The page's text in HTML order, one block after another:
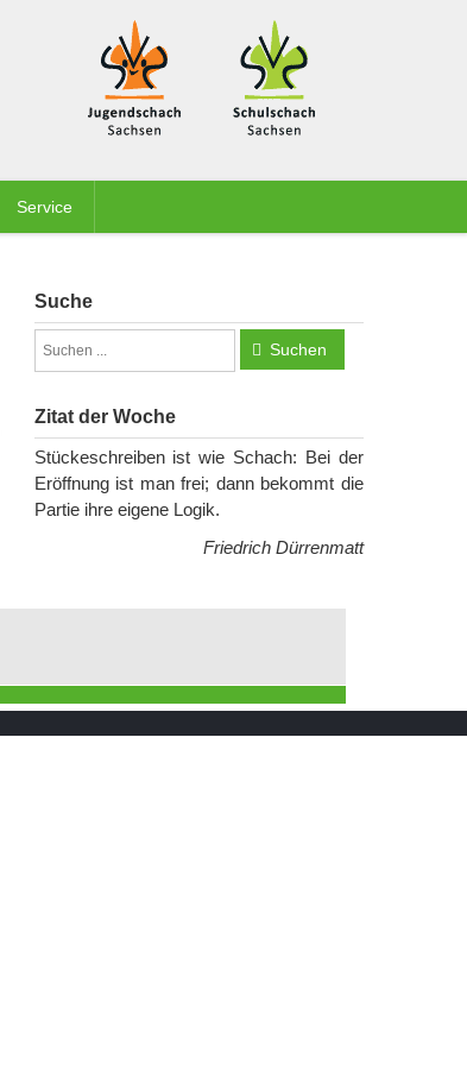
Service
Suche
Suchen
Zitat der Woche
Stückeschreiben ist wie Schach: Bei der
Eröffnung ist man frei; dann bekommt die
Partie ihre eigene Logik.
Friedrich Dürrenmatt